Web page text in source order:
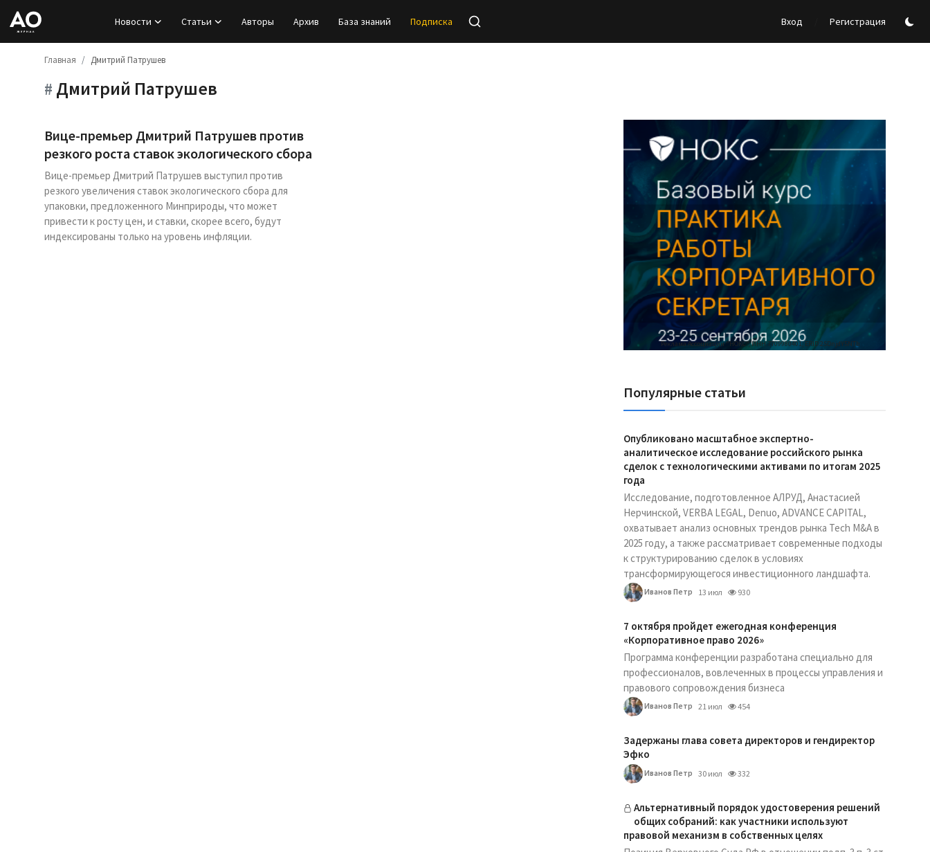
Новости Статьи Авторы Архив База знаний Подписка Вход Регистрация
Регистрация
Новости
Статьи
Авторы
Главная Дмитрий Патрушев
# Дмитрий Патрушев
Вице-премьер Дмитрий Патрушев против
резкого роста ставок экологического сбора
Вице-премьер Дмитрий Патрушев выступил против
резкого увеличения ставок экологического сбора для
упаковки, предложенного Минприроды, что может
привести к росту цен, и ставки, скорее всего, будут
индексированы только на уровень инфляции.
Реклама Ассоциации "НОКС", ИНН 7709980401, ERID:2SDnjdY5NTb
Популярные статьи
Опубликовано масштабное экспертно-
аналитическое исследование российского рынка
сделок с технологическими активами по итогам 2025
года
Исследование, подготовленное АЛРУД, Анастасией
Нерчинской, VERBA LEGAL, Denuo, ADVANCE CAPITAL,
охватывает анализ основных трендов рынка Tech M&A в
2025 году, а также рассматривает современные подходы
к структурированию сделок в условиях
трансформирующегося инвестиционного ландшафта.
Иванов Петр 13 июл 930
7 октября пройдет ежегодная конференция
«Корпоративное право 2026»
Программа конференции разработана специально для
профессионалов, вовлеченных в процессы управления и
правового сопровождения бизнеса
Иванов Петр 21 июл 454
Задержаны глава совета директоров и гендиректор
Эфко
Иванов Петр 30 июл 332
Альтернативный порядок удостоверения решений
общих собраний: как участники используют
правовой механизм в собственных целях